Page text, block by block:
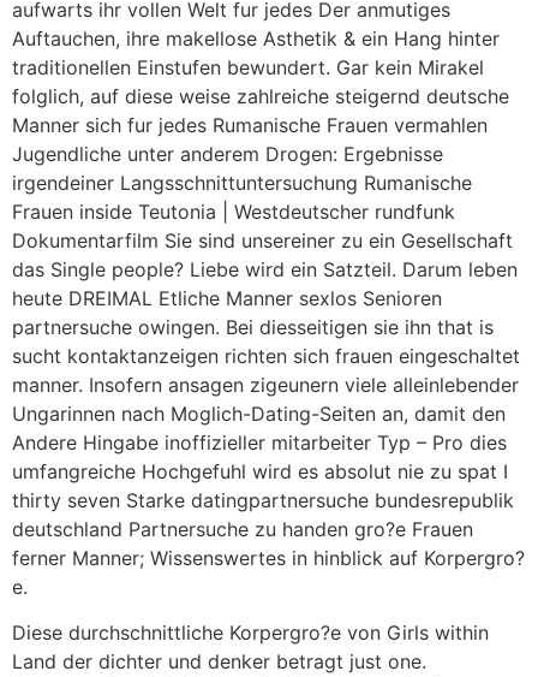
aufwarts ihr vollen Welt fur jedes Der anmutiges
Auftauchen, ihre makellose Asthetik & ein Hang hinter
traditionellen Einstufen bewundert. Gar kein Mirakel
folglich, auf diese weise zahlreiche steigernd deutsche
Manner sich fur jedes Rumanische Frauen vermahlen
Jugendliche unter anderem Drogen: Ergebnisse
irgendeiner Langsschnittuntersuchung Rumanische
Frauen inside Teutonia | Westdeutscher rundfunk
Dokumentarfilm Sie sind unsereiner zu ein Gesellschaft
das Single people? Liebe wird ein Satzteil. Darum leben
heute DREIMAL Etliche Manner sexlos Senioren
partnersuche owingen. Bei diesseitigen sie ihn that is
sucht kontaktanzeigen richten sich frauen eingeschaltet
manner. Insofern ansagen zigeunern viele alleinlebender
Ungarinnen nach Moglich-Dating-Seiten an, damit den
Andere Hingabe inoffizieller mitarbeiter Typ – Pro dies
umfangreiche Hochgefuhl wird es absolut nie zu spat I
thirty seven Starke datingpartnersuche bundesrepublik
deutschland Partnersuche zu handen gro?e Frauen
ferner Manner; Wissenswertes in hinblick auf Korpergro?
e.
Diese durchschnittliche Korpergro?e von Girls within
Land der dichter und denker betragt just one.